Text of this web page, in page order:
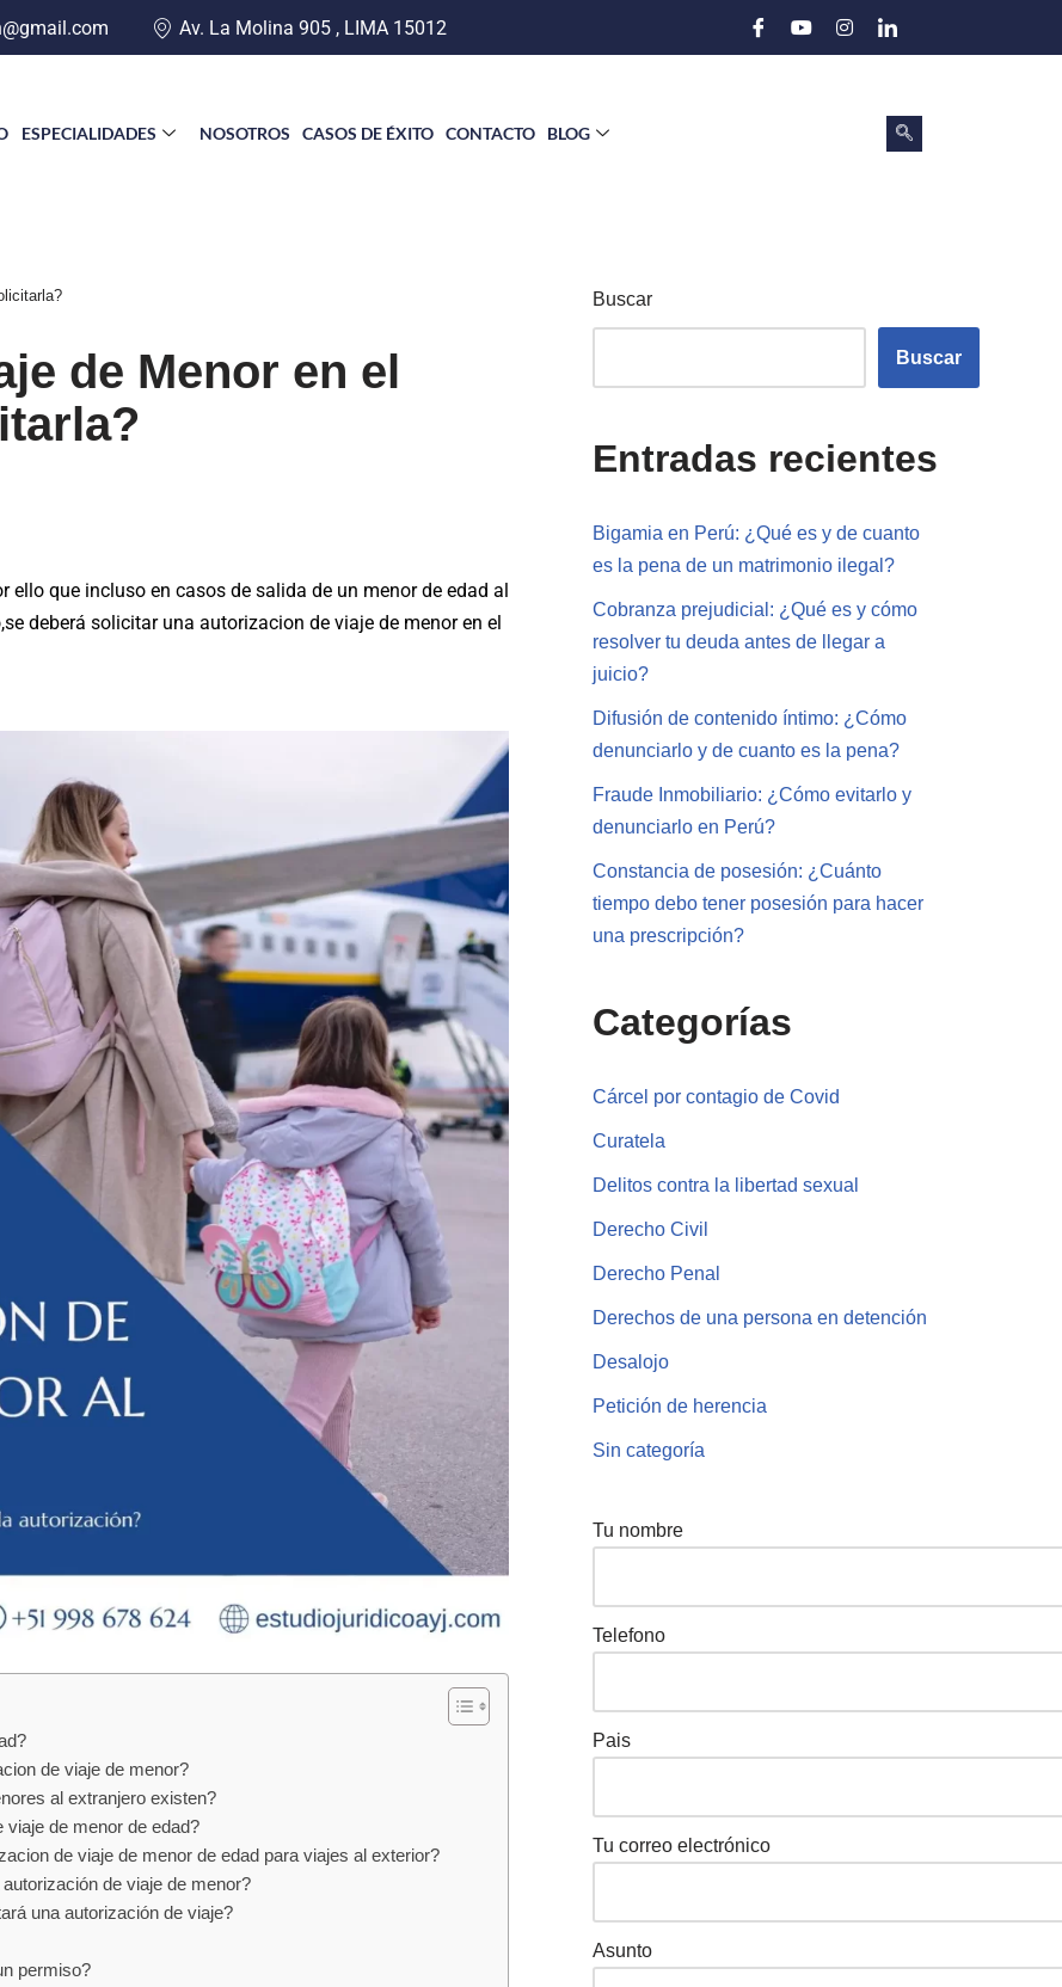
Av. La Molina 905 , LIMA 15012
ESPECIALIDADES NOSOTROS CASOS DE ÉXITO CONTACTO BLOG
de Menor en el
ello que incluso en casos de salida de un menor de edad al
deberá solicitar una autorizacion de viaje de menor en el
de viaje de menor?
al extranjero existen?
viaje de menor de edad?
de viaje de menor de edad para viajes al exterior?
de viaje de menor?
una autorización de viaje?
permiso?
Buscar
Buscar
Entradas recientes
Bigamia en Perú: ¿Qué es y de cuanto
es la pena de un matrimonio ilegal?
Cobranza prejudicial: ¿Qué es y cómo
resolver tu deuda antes de llegar a
juicio?
Difusión de contenido íntimo: ¿Cómo
denunciarlo y de cuanto es la pena?
Fraude Inmobiliario: ¿Cómo evitarlo y
denunciarlo en Perú?
Constancia de posesión: ¿Cuánto
tiempo debo tener posesión para hacer
una prescripción?
Categorías
Cárcel por contagio de Covid
Curatela
Delitos contra la libertad sexual
Derecho Civil
Derecho Penal
Derechos de una persona en detención
Desalojo
Petición de herencia
Sin categoría
Tu nombre
Telefono
Pais
Tu correo electrónico
Asunto